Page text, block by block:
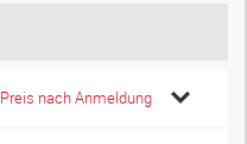
Preis nach Anmeldung